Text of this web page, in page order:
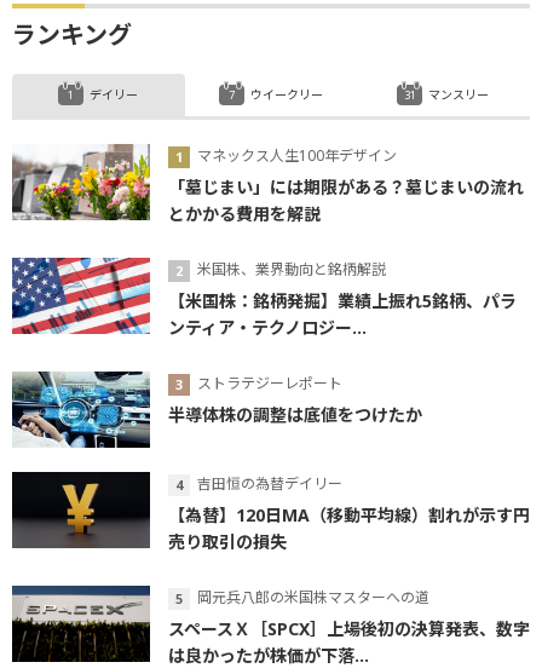
ランキング
デイリー
マネックス人生100年デザイン
「墓じまい」には期限がある？墓じまいの流れ
とかかる費用を解説
米国株、業界動向と銘柄解説
【米国株：銘柄発掘】業績上振れ5銘柄、パラ
ンティア・テクノロジー...
ストラテジーレポート
半導体株の調整は底値をつけたか
吉田恒の為替デイリー
【為替】120日MA（移動平均線）割れが示す円
売り取引の損失
岡元兵八郎の米国株マスターへの道
スペースＸ［SPCX］上場後初の決算発表、数字
は良かったが株価が下落...
ウイークリー マンスリー